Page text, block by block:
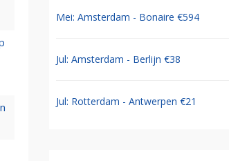
Mei: Amsterdam - Bonaire €594
Jul: Amsterdam - Berlijn €38
Jul: Rotterdam - Antwerpen €21